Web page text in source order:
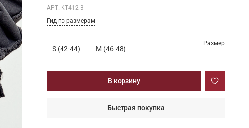
АРТ. KT412-3
Гид по размерам
В корзину
Быстрая покупка
Размер
S (42-44) M (46-48)